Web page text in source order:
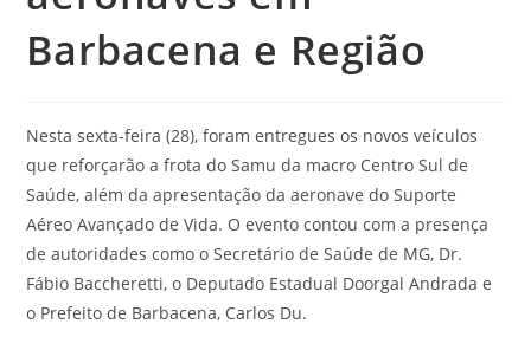
Barbacena e Região
Nesta sexta-feira (28), foram entregues os novos veículos
que reforçarão a frota do Samu da macro Centro Sul de
Saúde, além da apresentação da aeronave do Suporte
Aéreo Avançado de Vida. O evento contou com a presença
de autoridades como o Secretário de Saúde de MG, Dr.
Fábio Baccheretti, o Deputado Estadual Doorgal Andrada e
o Prefeito de Barbacena, Carlos Du.